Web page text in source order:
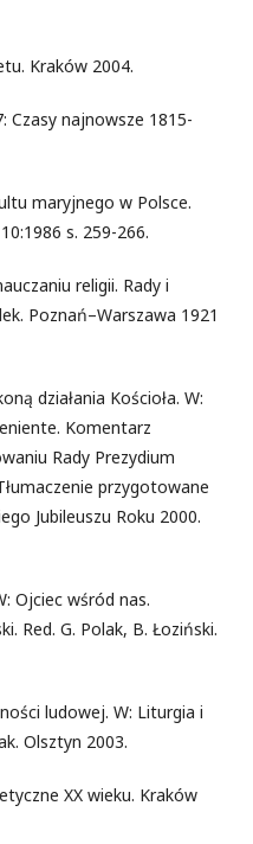
Kraków 2004.
Czasy najnowsze 1815-
maryjnego w Polsce.
s. 259-266.
religii. Rady i
Poznań–Warszawa 1921
działania Kościoła. W:
Komentarz
Rady Prezydium
przygotowane
Jubileuszu Roku 2000.
Ojciec wśród nas.
Red. G. Polak, B. Łoziński.
ludowej. W: Liturgia i
Olsztyn 2003.
XX wieku. Kraków